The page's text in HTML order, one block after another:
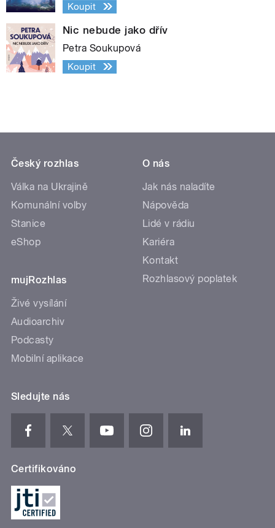
Koupit
Nic nebude jako dřív
Petra Soukupová
Koupit
Český rozhlas
Válka na Ukrajině
Komunální volby
Stanice
eShop
mujRozhlas
Živé vysílání
Audioarchiv
Podcasty
Mobilní aplikace
O nás
Jak nás naladíte
Nápověda
Lidé v rádiu
Kariéra
Kontakt
Rozhlasový poplatek
Sledujte nás
Certifikováno